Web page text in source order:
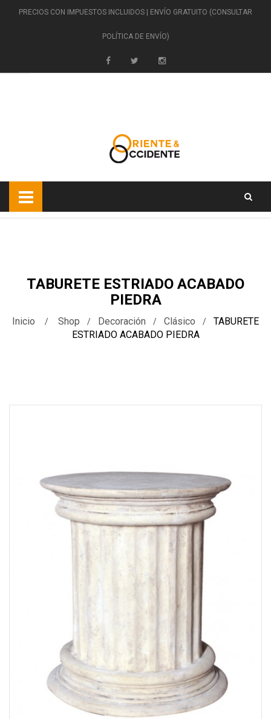
PRECIOS CON IMPUESTOS INCLUIDOS | ENVÍO GRATUITO (CONSULTAR
POLÍTICA DE ENVÍO)
TABURETE ESTRIADO ACABADO
PIEDRA
Inicio Shop Decoración Clásico
TABURETE
ESTRIADO ACABADO PIEDRA